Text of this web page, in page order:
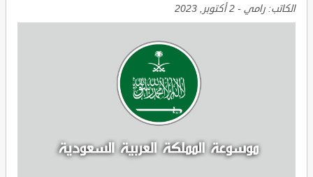
الكاتب: رامي - 2 أكتوبر, 2023